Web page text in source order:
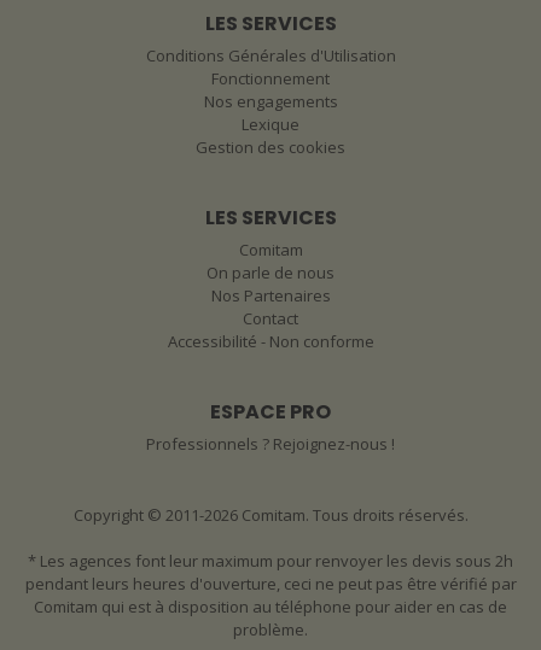
LES SERVICES
Conditions Générales d'Utilisation
Fonctionnement
Nos engagements
Lexique
Gestion des cookies
LES SERVICES
Comitam
On parle de nous
Nos Partenaires
Contact
Accessibilité - Non conforme
ESPACE PRO
Professionnels ? Rejoignez-nous !
Copyright © 2011-2026 Comitam. Tous droits réservés.
* Les agences font leur maximum pour renvoyer les devis sous 2h
pendant leurs heures d'ouverture, ceci ne peut pas être vérifié par
Comitam qui est à disposition au téléphone pour aider en cas de
problème.